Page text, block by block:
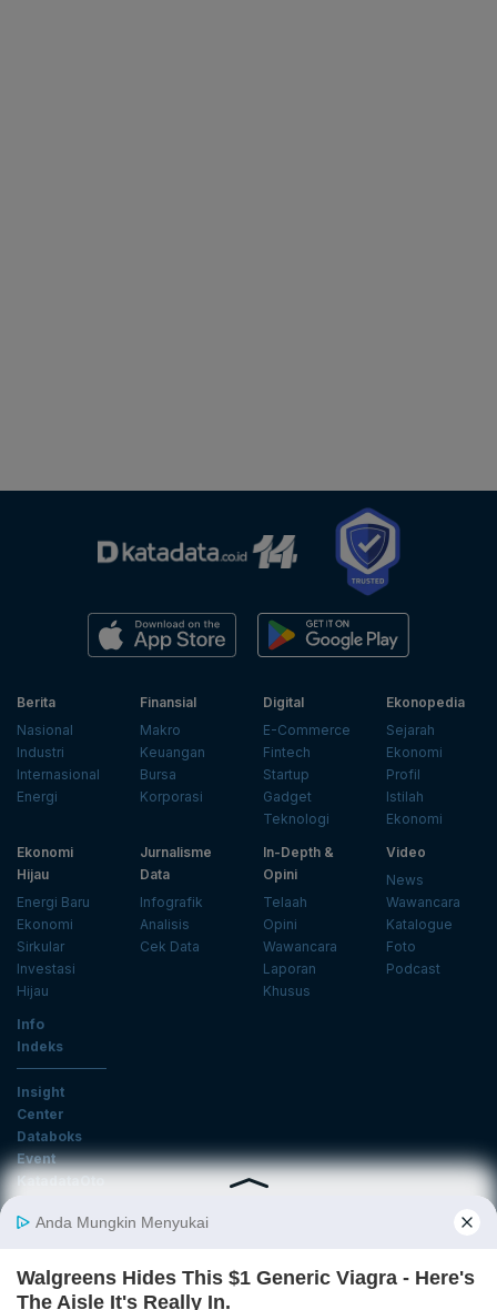
Berita
Nasional
Industri
Internasional
Energi
Finansial
Makro
Keuangan
Bursa
Korporasi
Digital
E-Commerce
Fintech
Startup
Gadget
Teknologi
Ekonopedia
Sejarah
Ekonomi
Profil
Istilah
Ekonomi
Ekonomi
Hijau
Energi Baru
Ekonomi
Sirkular
Investasi
Hijau
Jurnalisme
Data
Infografik
Analisis
Cek Data
In-Depth &
Opini
Telaah
Opini
Wawancara
Laporan
Khusus
Video
News
Wawancara
Katalogue
Foto
Podcast
Info
Indeks
Insight
Center
Databoks
Event
KatadataOto
Email
Daftar